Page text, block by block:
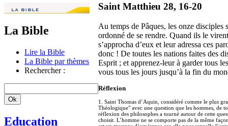
La Bible
Lire la Bible
La Bible par thèmes
Rechercher :
Education
Saint Matthieu 28, 16-20
Au temps de Pâques, les onze disciples
ordonné de se rendre. Quand ils le
s’approcha d’eux et leur adressa ces
donc ! De toutes les nations faites des
Esprit ; et apprenez-leur à garder tous
vous tous les jours jusqu’à la fin du
Réflexion
1. Saint Thomas d’Aquin, considéré comme le plus
Théologique" avec une question que les hommes, de
réflexion des philosophes a tourné autour de cette
choisit. L’homme ne se comporte pas de la même